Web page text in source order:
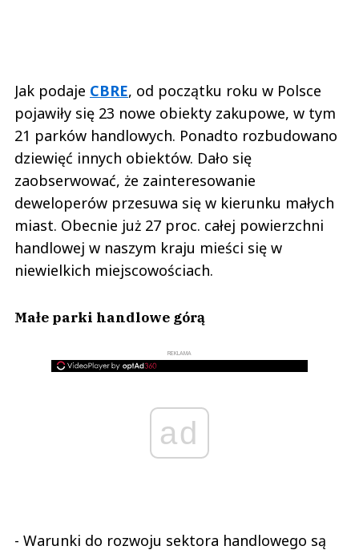
Jak podaje CBRE, od początku roku w Polsce
pojawiły się 23 nowe obiekty zakupowe, w tym
21 parków handlowych. Ponadto rozbudowano
dziewięć innych obiektów. Dało się
zaobserwować, że zainteresowanie
deweloperów przesuwa się w kierunku małych
miast. Obecnie już 27 proc. całej powierzchni
handlowej w naszym kraju mieści się w
niewielkich miejscowościach.
Małe parki handlowe górą
REKLAMA
ad
- Warunki do rozwoju sektora handlowego są